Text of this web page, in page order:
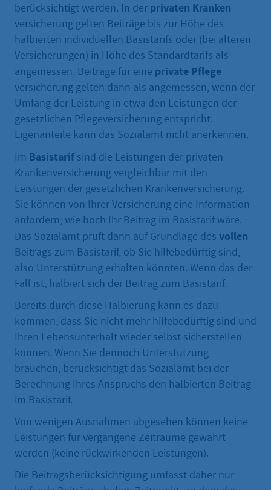
berücksichtigt werden. In der privaten Kranken
versicherung gelten Beiträge bis zur Höhe des
halbierten individuellen Basistarifs oder (bei älteren
Versicherungen) in Höhe des Standardtarifs als
angemessen. Beiträge für eine private Pflege
versicherung gelten dann als angemessen, wenn der
Umfang der Leistung in etwa den Leistungen der
gesetzlichen Pflegeversicherung entspricht.
Eigenanteile kann das Sozialamt nicht anerkennen.
Im Basistarif sind die Leistungen der privaten
Krankenversicherung vergleichbar mit den
Leistungen der gesetzlichen Krankenversicherung.
Sie können von Ihrer Versicherung eine Information
anfordern, wie hoch Ihr Beitrag im Basistarif wäre.
Das Sozialamt prüft dann auf Grundlage des vollen
Beitrags zum Basistarif, ob Sie hilfebedürftig sind,
also Unterstützung erhalten könnten. Wenn das der
Fall ist, halbiert sich der Beitrag zum Basistarif.
Bereits durch diese Halbierung kann es dazu
kommen, dass Sie nicht mehr hilfebedürftig sind und
Ihren Lebensunterhalt wieder selbst sicherstellen
können. Wenn Sie dennoch Unterstützung
brauchen, berücksichtigt das Sozialamt bei der
Berechnung Ihres Anspruchs den halbierten Beitrag
im Basistarif.
Von wenigen Ausnahmen abgesehen können keine
Leistungen für vergangene Zeiträume gewährt
werden (keine rückwirkenden Leistungen).
Die Beitragsberücksichtigung umfasst daher nur